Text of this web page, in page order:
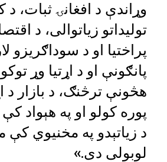
وړاندې د افغانۍ ثبات، د
تولیداتو زیاتوالی، د
پراختیا او د سوداګریزو
پانګونې او د اړتیا وړ
هڅونې ترڅنګ، د بازار د
پوره کولو او په هېواد
د زیاتېدو په مخنیوي
لوبولی دی.»